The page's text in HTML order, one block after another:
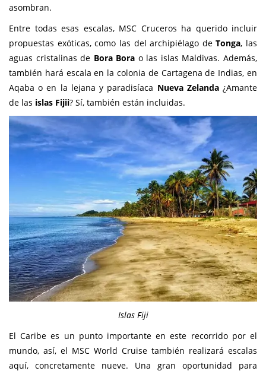
asombran.
Entre todas esas escalas, MSC Cruceros ha querido incluir
propuestas exóticas, como las del archipiélago deTonga, las
aguas cristalinas de Bora Bora o las islas Maldivas. Además,
también hará escala en la colonia de Cartagena de Indias, en
Aqaba o en la lejana y paradisíaca Nueva Zelanda¿Amante
de las islas Fijii? Sí, también están incluidas.
Islas Fiji
El Caribe es un punto importante en este recorrido por el
mundo, así, el MSC World Cruise también realizará escalas
aquí, concretamente nueve. Una gran oportunidad para